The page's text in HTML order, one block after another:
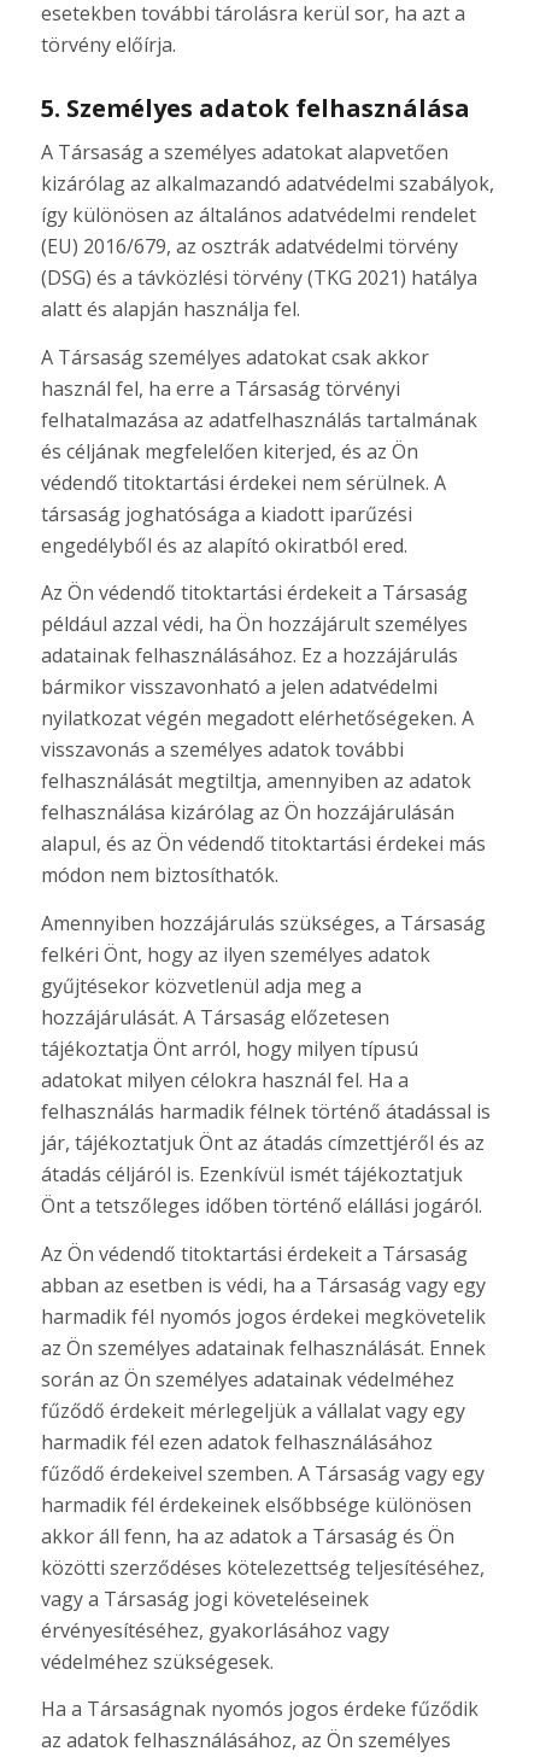
esetekben további tárolásra kerül sor, ha azt a
törvény előírja.
5. Személyes adatok felhasználása
A Társaság a személyes adatokat alapvetően
kizárólag az alkalmazandó adatvédelmi szabályok,
így különösen az általános adatvédelmi rendelet
(EU) 2016/679, az osztrák adatvédelmi törvény
(DSG) és a távközlési törvény (TKG 2021) hatálya
alatt és alapján használja fel.
A Társaság személyes adatokat csak akkor
használ fel, ha erre a Társaság törvényi
felhatalmazása az adatfelhasználás tartalmának
és céljának megfelelően kiterjed, és az Ön
védendő titoktartási érdekei nem sérülnek. A
társaság joghatósága a kiadott iparűzési
engedélyből és az alapító okiratból ered.
Az Ön védendő titoktartási érdekeit a Társaság
például azzal védi, ha Ön hozzájárult személyes
adatainak felhasználásához. Ez a hozzájárulás
bármikor visszavonható a jelen adatvédelmi
nyilatkozat végén megadott elérhetőségeken. A
visszavonás a személyes adatok további
felhasználását megtiltja, amennyiben az adatok
felhasználása kizárólag az Ön hozzájárulásán
alapul, és az Ön védendő titoktartási érdekei más
módon nem biztosíthatók.
Amennyiben hozzájárulás szükséges, a Társaság
felkéri Önt, hogy az ilyen személyes adatok
gyűjtésekor közvetlenül adja meg a
hozzájárulását. A Társaság előzetesen
tájékoztatja Önt arról, hogy milyen típusú
adatokat milyen célokra használ fel. Ha a
felhasználás harmadik félnek történő átadással is
jár, tájékoztatjuk Önt az átadás címzettjéről és az
átadás céljáról is. Ezenkívül ismét tájékoztatjuk
Önt a tetszőleges időben történő elállási jogáról.
Az Ön védendő titoktartási érdekeit a Társaság
abban az esetben is védi, ha a Társaság vagy egy
harmadik fél nyomós jogos érdekei megkövetelik
az Ön személyes adatainak felhasználását. Ennek
során az Ön személyes adatainak védelméhez
fűződő érdekeit mérlegeljük a vállalat vagy egy
harmadik fél ezen adatok felhasználásához
fűződő érdekeivel szemben. A Társaság vagy egy
harmadik fél érdekeinek elsőbbsége különösen
akkor áll fenn, ha az adatok a Társaság és Ön
közötti szerződéses kötelezettség teljesítéséhez,
vagy a Társaság jogi követeléseinek
érvényesítéséhez, gyakorlásához vagy
védelméhez szükségesek.
Ha a Társaságnak nyomós jogos érdeke fűződik
az adatok felhasználásához, az Ön személyes